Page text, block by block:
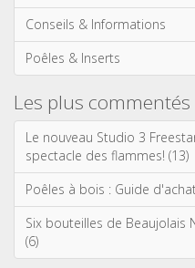
Conseils & Informations
Poêles & Inserts
Les plus commentés
Le nouveau Studio 3
spectacle des flammes! (13)
Poêles à bois : Guide
Six bouteilles de Beaujolais
(6)